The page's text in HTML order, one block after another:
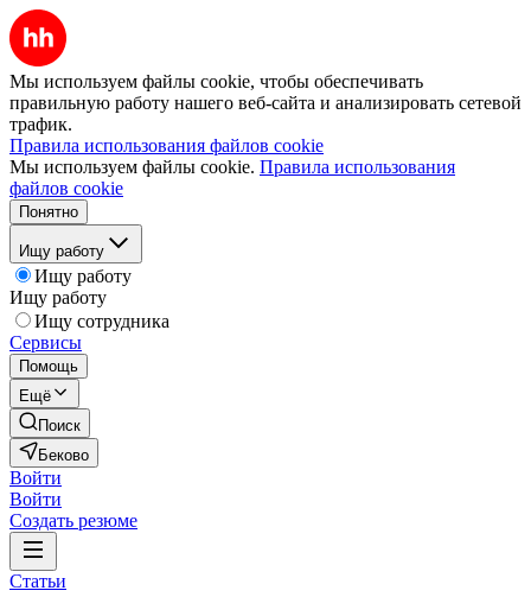
Мы используем файлы cookie, чтобы обеспечивать
правильную работу нашего веб-сайта и анализировать сетевой
трафик.
Правила использования файлов cookie
Мы используем файлы cookie. Правила использования
файлов cookie
Понятно
Ищу работу
Ищу работу
Ищу работу
Ищу сотрудника
Сервисы
Помощь
Ещё
Поиск
Беково
Войти
Войти
Создать резюме
Статьи